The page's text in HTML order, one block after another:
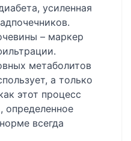
усиленная
– маркер
метаболитов
а только
этот процесс
определенное
всегда